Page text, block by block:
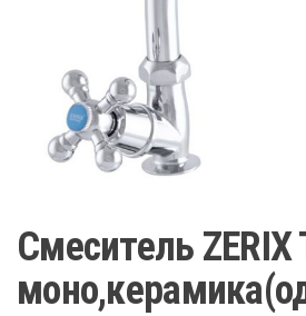
Смеситель ZERIX